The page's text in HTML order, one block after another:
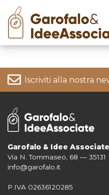
Skip
content
Iscriviti alla nostra
Per informazioni su come
Privacy Policy
Garofalo & Idee Associate
Via N. Tommaseo, 68 — 35131
info@garofalo.it
P.IVA 02636120285